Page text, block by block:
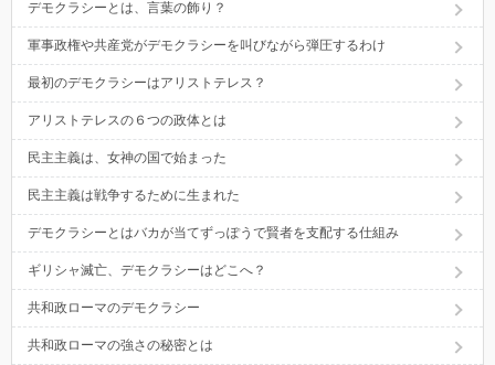
デモクラシーとは、言葉の飾り？
軍事政権や共産党がデモクラシーを叫びながら弾圧するわけ
最初のデモクラシーはアリストテレス？
アリストテレスの６つの政体とは
民主主義は、女神の国で始まった
民主主義は戦争するために生まれた
デモクラシーとはバカが当てずっぽうで賢者を支配する仕組み
ギリシャ滅亡、デモクラシーはどこへ？
共和政ローマのデモクラシー
共和政ローマの強さの秘密とは